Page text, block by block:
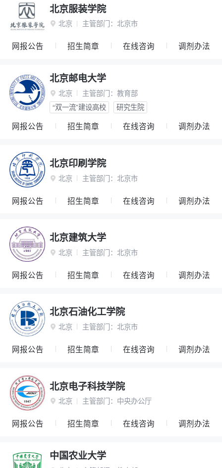
北京服装学院
 北京 主管部门： 北京市
网报公告 招生简章 在线咨询 调剂办法
北京邮电大学
 北京 主管部门： 教育部
“双一流”建设高校
研究生院
网报公告 招生简章 在线咨询 调剂办法
北京印刷学院
 北京 主管部门： 北京市
网报公告 招生简章 在线咨询 调剂办法
北京建筑大学
 北京 主管部门： 北京市
网报公告 招生简章 在线咨询 调剂办法
北京石油化工学院
 北京 主管部门： 北京市
网报公告 招生简章 在线咨询 调剂办法
北京电子科技学院
 北京 主管部门： 中央办公厅
网报公告 招生简章 在线咨询 调剂办法
中国农业大学